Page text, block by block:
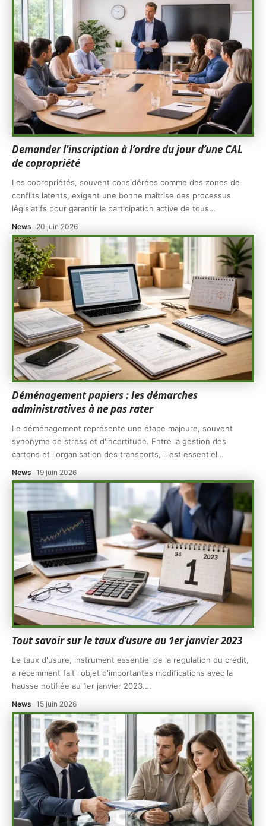
Demander l’inscription à l’ordre du jour d’une CAL
de copropriété
Les copropriétés, souvent considérées comme des zones de
conflits latents, exigent une bonne maîtrise des processus
législatifs pour garantir la participation active de tous…
News 20 juin 2026
Déménagement papiers : les démarches
administratives à ne pas rater
Le déménagement représente une étape majeure, souvent
synonyme de stress et d'incertitude. Entre la gestion des
cartons et l'organisation des transports, il est essentiel…
News 19 juin 2026
Tout savoir sur le taux d’usure au 1er janvier 2023
Le taux d'usure, instrument essentiel de la régulation du crédit,
a récemment fait l'objet d'importantes modifications avec la
hausse notifiée au 1er janvier 2023.…
News 15 juin 2026